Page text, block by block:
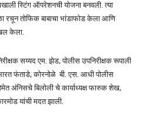
स्टिंग ऑपरेशनची योजना बनवली. त्या
रचून तोफिक बाबाचा भांडाफोड केला आणि
केला.
सय्यद एम. झेड, पोलीस उपनिरीक्षक रूपाली
फंताडे, कोरनोळे बी. एस. आधी पोलीस
अंनिसचे बिलोली चे कार्याध्यक्ष फारुक शेख,
यांची मदत झाली.